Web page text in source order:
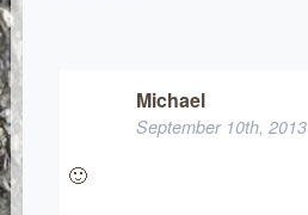
Michael
September 10th, 2013
🙂